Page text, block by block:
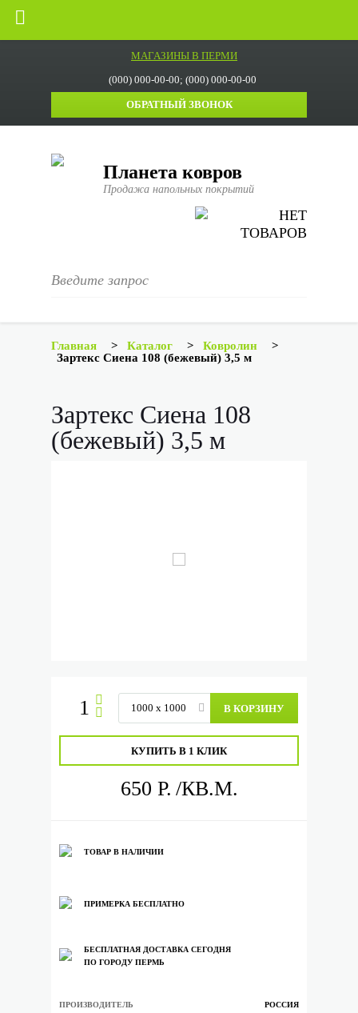
МАГАЗИНЫ В ПЕРМИ
(000) 000-00-00; (000) 000-00-00
ОБРАТНЫЙ ЗВОНОК
Планета ковров
Продажа напольных покрытий
НЕТ
ТОВАРОВ
Главная > Каталог > Ковролин
>
Зартекс Сиена 108 (бежевый) 3,5 м
Зартекс Сиена 108
(бежевый) 3,5 м
В КОРЗИНУ
КУПИТЬ В 1 КЛИК
650 Р. /КВ.М.
ТОВАР В НАЛИЧИИ
ПРИМЕРКА БЕСПЛАТНО
БЕСПЛАТНАЯ ДОСТАВКА СЕГОДНЯ
ПО ГОРОДУ ПЕРМЬ
ПРОИЗВОДИТЕЛЬ РОССИЯ